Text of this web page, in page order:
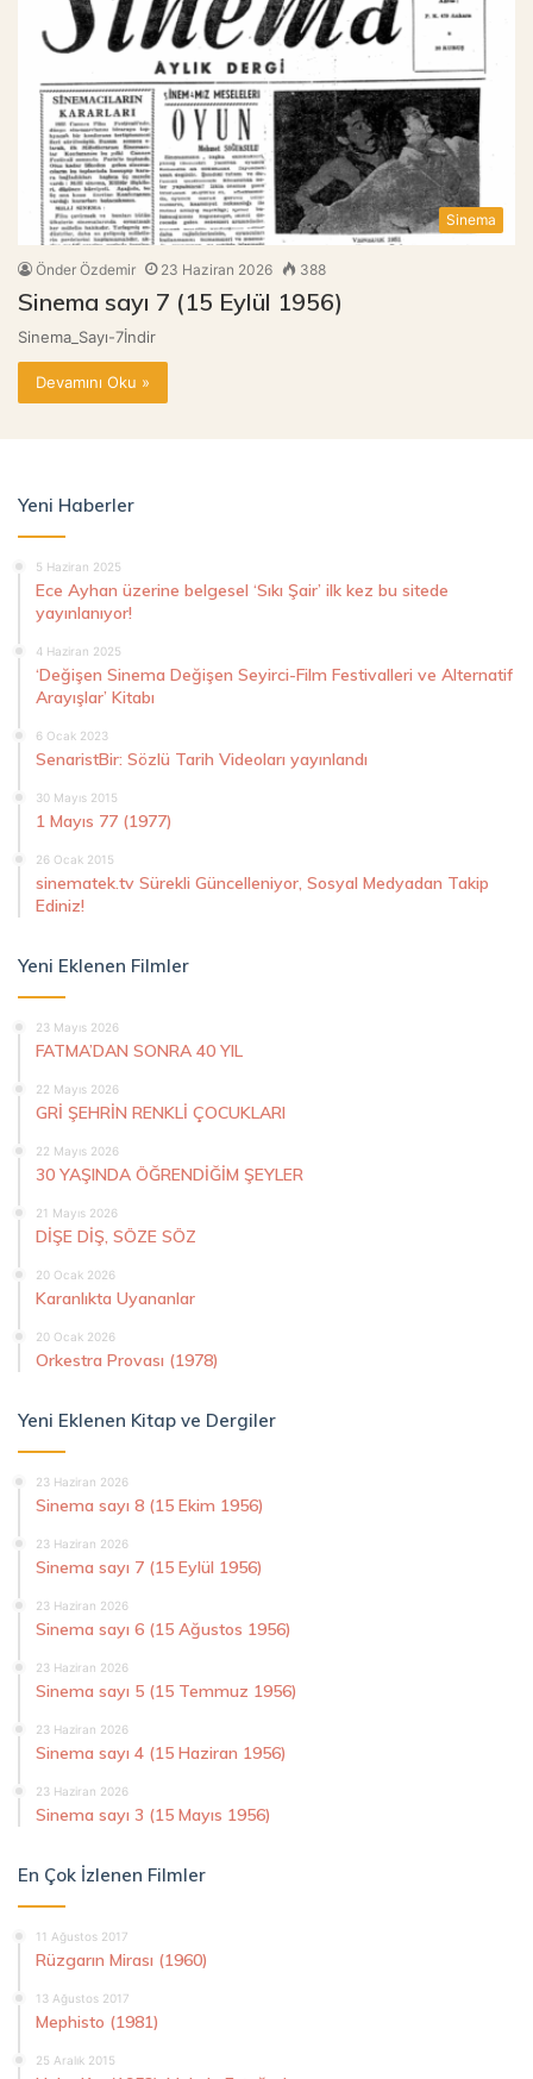
Sinema
Önder Özdemir 23 Haziran 2026 388
Sinema sayı 7 (15 Eylül 1956)
Sinema_Sayı-7İndir
Devamını Oku »
Yeni Haberler
5 Haziran 2025
Ece Ayhan üzerine belgesel ‘Sıkı Şair’ ilk kez bu sitede
yayınlanıyor!
4 Haziran 2025
‘Değişen Sinema Değişen Seyirci-Film Festivalleri ve Alternatif
Arayışlar’ Kitabı
6 Ocak 2023
SenaristBir: Sözlü Tarih Videoları yayınlandı
30 Mayıs 2015
1 Mayıs 77 (1977)
26 Ocak 2015
sinematek.tv Sürekli Güncelleniyor, Sosyal Medyadan Takip
Ediniz!
Yeni Eklenen Filmler
23 Mayıs 2026
FATMA’DAN SONRA 40 YIL
22 Mayıs 2026
GRİ ŞEHRİN RENKLİ ÇOCUKLARI
22 Mayıs 2026
30 YAŞINDA ÖĞRENDİĞİM ŞEYLER
21 Mayıs 2026
DİŞE DİŞ, SÖZE SÖZ
20 Ocak 2026
Karanlıkta Uyananlar
20 Ocak 2026
Orkestra Provası (1978)
Yeni Eklenen Kitap ve Dergiler
23 Haziran 2026
Sinema sayı 8 (15 Ekim 1956)
23 Haziran 2026
Sinema sayı 7 (15 Eylül 1956)
23 Haziran 2026
Sinema sayı 6 (15 Ağustos 1956)
23 Haziran 2026
Sinema sayı 5 (15 Temmuz 1956)
23 Haziran 2026
Sinema sayı 4 (15 Haziran 1956)
23 Haziran 2026
Sinema sayı 3 (15 Mayıs 1956)
En Çok İzlenen Filmler
11 Ağustos 2017
Rüzgarın Mirası (1960)
13 Ağustos 2017
Mephisto (1981)
25 Aralık 2015